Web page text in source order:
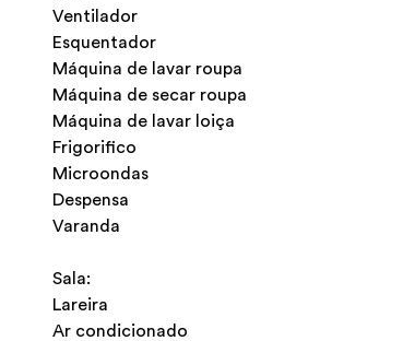
Ventilador
Esquentador
Máquina de lavar roupa
Máquina de secar roupa
Máquina de lavar loiça
Frigorifico
Microondas
Despensa
Varanda
Sala:
Lareira
Ar condicionado